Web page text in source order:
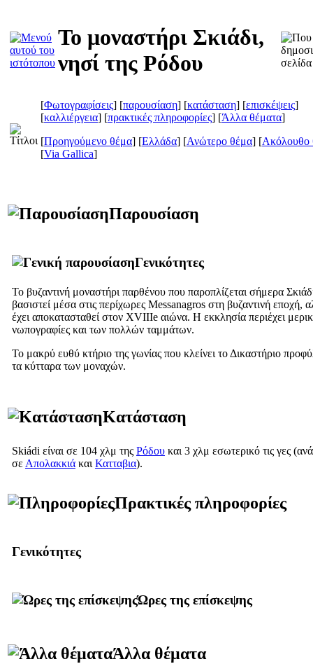
Το μοναστήρι Σκιάδι,
νησί της Ρόδου
[Φωτογραφίσεις] [παρουσίαση] [κατάσταση] [επισκέψεις]
[καλλιέργεια] [πρακτικές πληροφορίες] [Άλλα θέματα]
[Προηγούμενο θέμα] [Ελλάδα] [Ανώτερο θέμα] [Ακόλουθο
[Via Gallica]
Παρουσίαση
Γενικότητες
Το βυζαντινή μοναστήρι παρθένου που παροπλίζεται σήμερα
βασιστεί μέσα στις περίχωρες Messanagros στη βυζαντινή εποχή,
έχει αποκατασταθεί στον XVIIIe αιώνα. Η εκκλησία περιέχει
νωπογραφίες και των πολλών ταμμάτων.
Το μακρύ ευθύ κτήριο της γωνίας που κλείνει το Δικαστήριο
τα κύτταρα των μοναχών.
Κατάσταση
Skiádi είναι σε 104 χλμ της Ρόδου και 3 χλμ εσωτερικό τις γες
σε Απολακκιά και Κατταβια).
Πρακτικές πληροφορίες
Γενικότητες
Ώρες της επίσκεψης
Άλλα θέματα